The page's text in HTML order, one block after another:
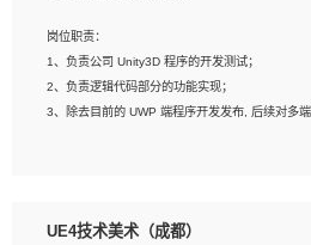
岗位职责：
1、负责公司 Unity3D 程序的开发测试；
2、负责逻辑代码部分的功能实现；
3、除去目前的 UWP 端程序开发发布, 后续对多端
2、熟练掌握 Unity3D 程序开发，精通 C# 语言开
UE4技术美术（成都）